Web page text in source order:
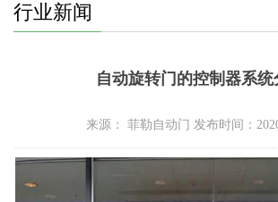
行业新闻
自动旋转门的​控制器系统
来源： 菲勒自动门 发布时间：